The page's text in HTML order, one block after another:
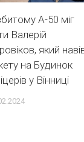
А-50 міг
Валерій
який
на Будинок
у Вінниці